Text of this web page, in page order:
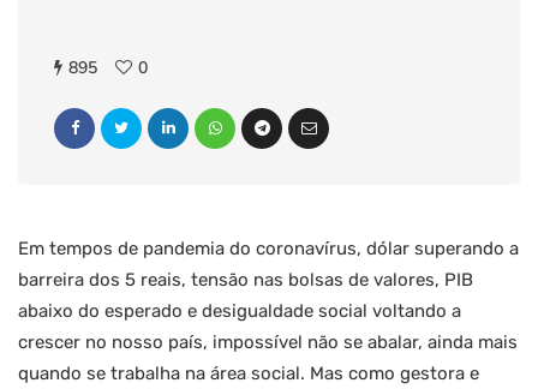
895 0
Em tempos de pandemia do coronavírus, dólar superando a
barreira dos 5 reais, tensão nas bolsas de valores, PIB
abaixo do esperado e desigualdade social voltando a
crescer no nosso país, impossível não se abalar, ainda mais
quando se trabalha na área social. Mas como gestora e